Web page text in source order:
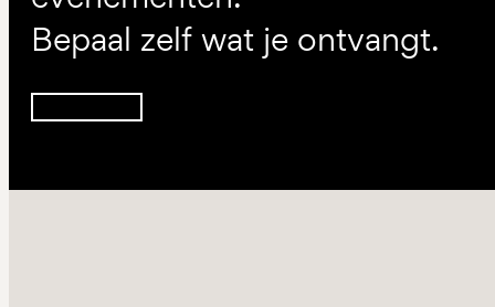
Bepaal zelf wat je ontvangt.